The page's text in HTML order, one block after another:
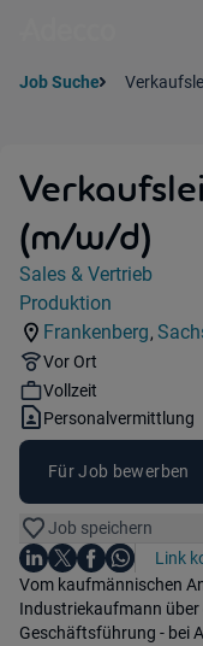
Job Suche
(m/w/d)
Jobdetails
Kategorie:
Sales & Vertrieb
Industry:
Produktion
Standorte:
Frankenberg,
Remote Option:
Vor Ort
Workhours:
Vollzeit
Vertragsart:
Personalvermittlung
Für Job bewerben
Job speichern
Teile diesen Job
Auf LinkedIn teilen
Auf X teilen
Auf Facebook
Auf
Link
Einleitung
Vom kaufmännischen
Industriekaufmann über
Geschäftsführung - bei